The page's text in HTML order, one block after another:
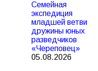
Семейная
экспедиция
младшей ветви
дружины юных
разведчиков
«Череповец»
05.08.2026